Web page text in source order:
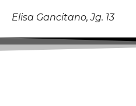
Elisa Gancitano, Jg. 13